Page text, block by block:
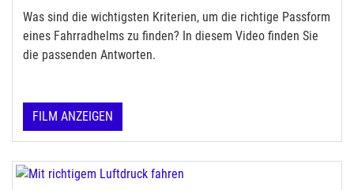
Was sind die wichtigsten Kriterien, um die richtige Passform
eines Fahrradhelms zu finden? In diesem Video finden Sie
die passenden Antworten.
FILM ANZEIGEN